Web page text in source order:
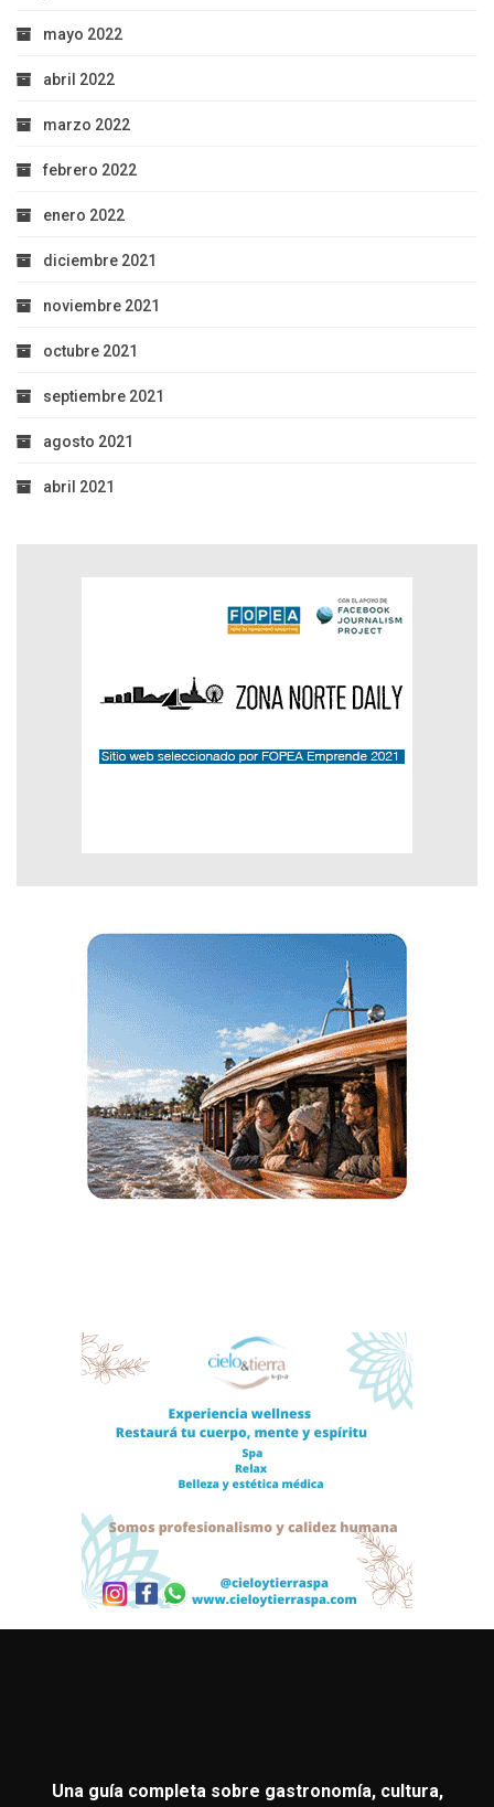
mayo 2022
abril 2022
marzo 2022
febrero 2022
enero 2022
diciembre 2021
noviembre 2021
octubre 2021
septiembre 2021
agosto 2021
abril 2021
Una guía completa sobre gastronomía, cultura,